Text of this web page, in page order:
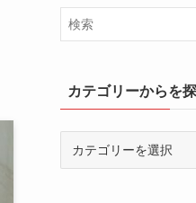
カテゴリーからを